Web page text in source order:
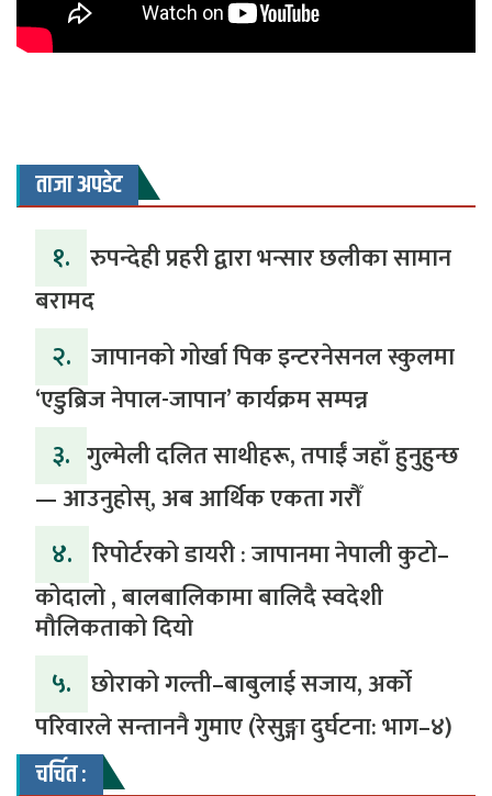
ताजा अपडेट
१. रुपन्देही प्रहरी द्वारा भन्सार छलीका सामान
बरामद
२. जापानको गोर्खा पिक इन्टरनेसनल स्कुलमा
‘एडुब्रिज नेपाल-जापान’ कार्यक्रम सम्पन्न
३. ​गुल्मेली दलित साथीहरू, तपाईं जहाँ हुनुहुन्छ
— आउनुहोस्, अब आर्थिक एकता गरौँ
४. रिपोर्टरको डायरी : जापानमा नेपाली कुटो–
कोदालो , बालबालिकामा बालिदै स्वदेशी
मौलिकताको दियो
५. ‎​छोराको गल्ती–बाबुलाई सजाय, अर्को
परिवारले सन्ताननै गुमाए (रेसुङ्गा दुर्घटना: भाग–४) ‎
चर्चित :